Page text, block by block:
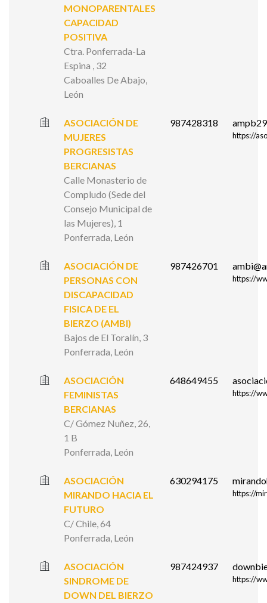
MONOPARENTALES
CAPACIDAD
POSITIVA
Ctra. Ponferrada-La
Espina , 32
Caboalles De Abajo,
León
ASOCIACIÓN DE
MUJERES
PROGRESISTAS
BERCIANAS
Calle Monasterio de
Compludo (Sede del
Consejo Municipal de
las Mujeres), 1
Ponferrada, León
987428318
https://
ASOCIACIÓN DE
PERSONAS CON
DISCAPACIDAD
FISICA DE EL
BIERZO (AMBI)
Bajos de El Toralín, 3
Ponferrada, León
987426701
https://
ASOCIACIÓN
FEMINISTAS
BERCIANAS
C/ Gómez Nuñez, 26,
1 B
Ponferrada, León
648649455
https://
ASOCIACIÓN
MIRANDO HACIA EL
FUTURO
C/ Chile, 64
Ponferrada, León
630294175
https://
ASOCIACIÓN
SINDROME DE
DOWN DEL BIERZO
987424937
https://